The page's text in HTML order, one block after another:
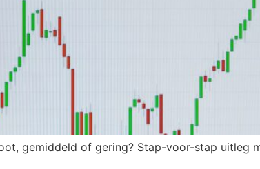
gemiddeld of gering? Stap-voor-stap uitleg